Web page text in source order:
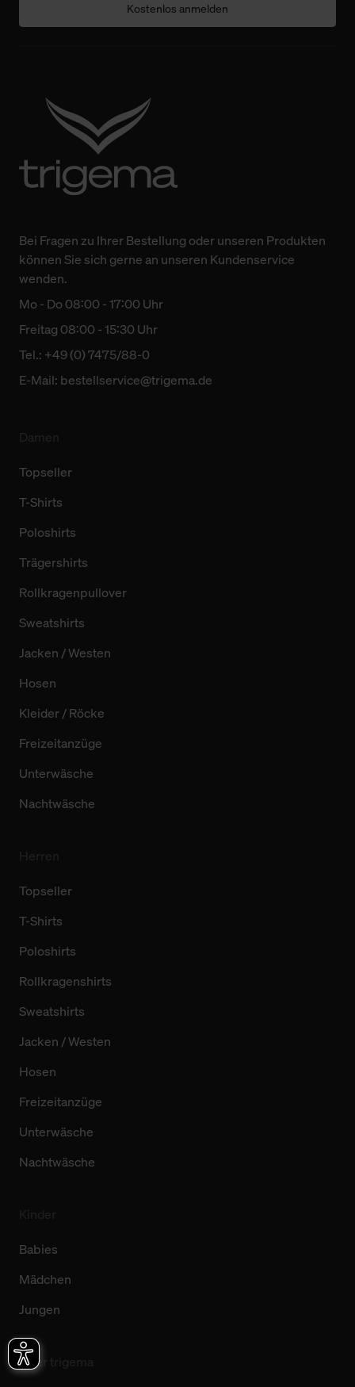
Kostenlos anmelden
Bei Fragen zu Ihrer Bestellung oder unseren Produkten
können Sie sich gerne an unseren Kundenservice
wenden.
Mo - Do 08:00 - 17:00 Uhr
Freitag 08:00 - 15:30 Uhr
Tel.: +49 (0) 7475/88-0
E-Mail: bestellservice@trigema.de
Topseller
T-Shirts
Poloshirts
Trägershirts
Rollkragenpullover
Sweatshirts
Jacken / Westen
Hosen
Kleider / Röcke
Freizeitanzüge
Unterwäsche
Nachtwäsche
Topseller
T-Shirts
Poloshirts
Rollkragenshirts
Sweatshirts
Jacken / Westen
Hosen
Freizeitanzüge
Unterwäsche
Nachtwäsche
Babies
Mädchen
Jungen
Über trigema